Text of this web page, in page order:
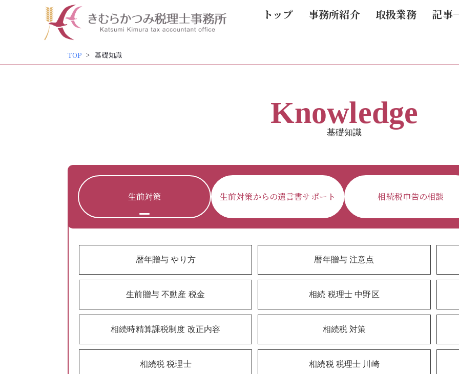
トップ 事務所紹介 取扱業務 記事
TOP 基礎知識
Knowledge
基礎知識
生前対策 生前対策からの遺言書サポート 相続税申告の相談
暦年贈与 やり方 暦年贈与 注意点
生前贈与 不動産 税金 相続 税理士 中野区
相続時精算課税制度 改正内容 相続税 対策
相続税 税理士 相続税 税理士 川崎